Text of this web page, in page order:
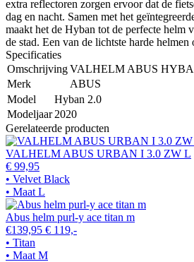
extra reflectoren zorgen ervoor dat de
dag en nacht. Samen met het
maakt het de Hyban tot de perfecte helm
de stad. Een van de lichtste harde helmen
Specificaties
OmschrijvingVALHELM ABUS
Merk
ABUS
Model
Hyban 2.0
Modeljaar 2020
Gerelateerde producten
VALHELM ABUS URBAN I 3.0 ZW L
€ 99,95
• Velvet Black
• Maat L
Abus helm purl-y ace titan m
€139,95 € 119,-
• Titan
• Maat M